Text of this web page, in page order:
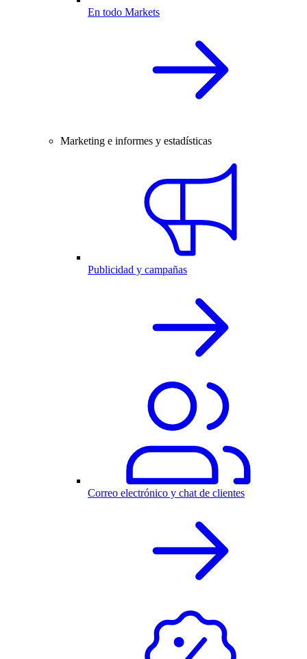
En todo Markets
Marketing e informes y estadísticas
Publicidad y campañas
Correo electrónico y chat de clientes